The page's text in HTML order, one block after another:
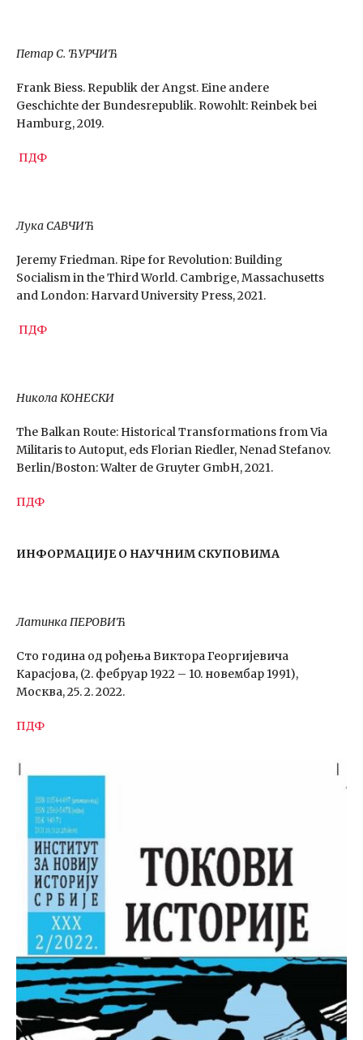
Петар С. ЋУРЧИЋ
Frank Biess. Republik der Angst. Eine andere
Geschichte der Bundesrepublik. Rowohlt: Reinbek bei
Hamburg, 2019.
ПДФ
Лука САВЧИЋ
Jeremy Friedman. Ripe for Revolution: Building
Socialism in the Third World. Cambrige, Massachusetts
and London: Harvard University Press, 2021.
ПДФ
Никола КОНЕСКИ
The Balkan Route: Historical Transformations from Via
Militaris to Autoput, eds Florian Riedler, Nenad Stefanov.
Berlin/Boston: Walter de Gruyter GmbH, 2021.
ПДФ
ИНФОРМАЦИЈЕ О НАУЧНИМ СКУПОВИМА
Латинка ПЕРОВИЋ
Сто година од рођења Виктора Георгијевича
Карасјова, (2. фебруар 1922 – 10. новембар 1991),
Москва, 25. 2. 2022.
ПДФ